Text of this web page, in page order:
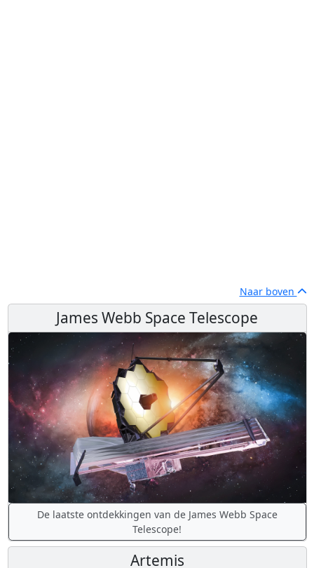
Naar boven
James Webb Space Telescope
De laatste ontdekkingen van de James Webb Space
Telescope!
Artemis